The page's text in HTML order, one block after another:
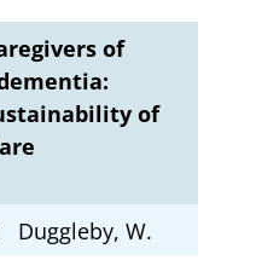
of
of
Duggleby, W.